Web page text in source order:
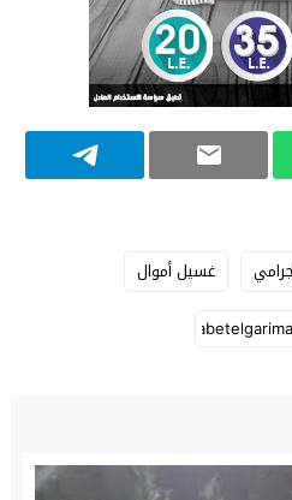
غسيل أموال